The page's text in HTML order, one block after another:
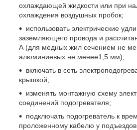
охлаждающей жидкости или при
охлаждения воздушных пробок;
использовать электрические
заземляющего провода и
А (для медных жил сечением не
алюминиевых не менее1,5 мм);
включать в сеть
крышкой;
изменять монтажную схему
соединений подогревателя;
подключать подогреватель к
проложенному кабелю у